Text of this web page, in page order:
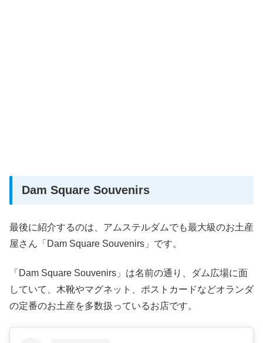
Dam Square Souvenirs
最後に紹介するのは、アムステルダムでも最大級のお土産
屋さん「Dam Square Souvenirs」です。
「Dam Square Souvenirs」は名前の通り、ダム広場に面
していて、木靴やマグネット、ポストカードなどオランダ
の定番のお土産を多数扱っているお店です。